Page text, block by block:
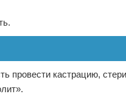
провести кастрацию,